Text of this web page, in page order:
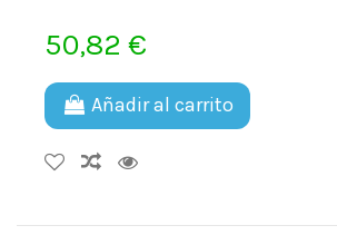
50,82 €
Añadir al carrito